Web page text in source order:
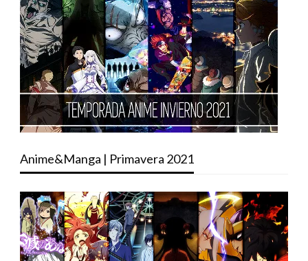
Anime&Manga | Primavera 2021